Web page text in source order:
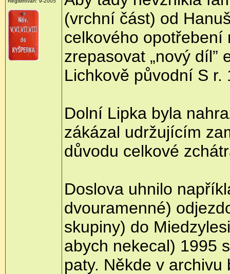
(vrchní část) od
celkového opotřebení
zrepasovat „nový díl”
Lichkově původní S r.
Dolní Lipka byla
zákázal udržujícím
důvodu celkové
Doslova uhnilo
dvouramenné)
skupiny) do
abych nekecal) 1995
paty. Někde v archivu